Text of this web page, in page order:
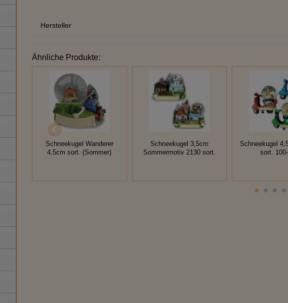
Hersteller
Ähnliche Produkte:
Schneekugel Wanderer
4,5cm sort. (Sommer)
Schneekugel 3,5cm
Sommermotiv 2130 sort.
Schneekugel
sort.